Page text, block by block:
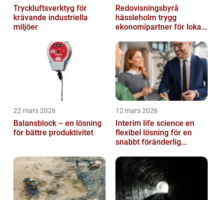
Tryckluftsverktyg för
krävande industriella
miljöer
Redovisningsbyrå
hässleholm trygg
ekonomipartner för lokala
22 mars 2026
Balansblock – en lösning
för bättre produktivitet
12 mars 2026
Interim life science en
flexibel lösning för en
snabbt föränderlig